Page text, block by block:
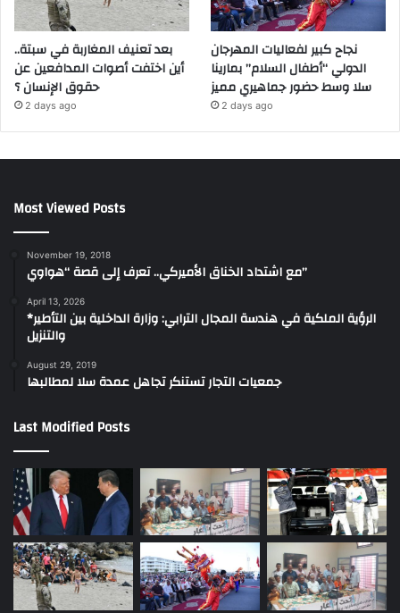
بعد تعنيف المغاربة في سبتة..
أين اختفت أصوات المدافعين عن
حقوق الإنسان ؟
2 days ago
نجاح كبير لفعاليات المهرجان
الدولي “أطفال السلام” بمارينا
سلا وسط حضور جماهيري مميز
2 days ago
Most Viewed Posts
November 19, 2018
مع اشتداد الخناق الأميركي.. تعرف إلى قصة “هواوي”
April 13, 2026
*الرؤية الملكية في هندسة المجال الترابي: وزارة الداخلية بين التأطير
والتنزيل
August 29, 2019
جمعيات التجار تستنكر تجاهل عمدة سلا لمطالبها
Last Modified Posts